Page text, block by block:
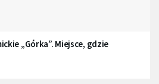
„Górka”. Miejsce, gdzie